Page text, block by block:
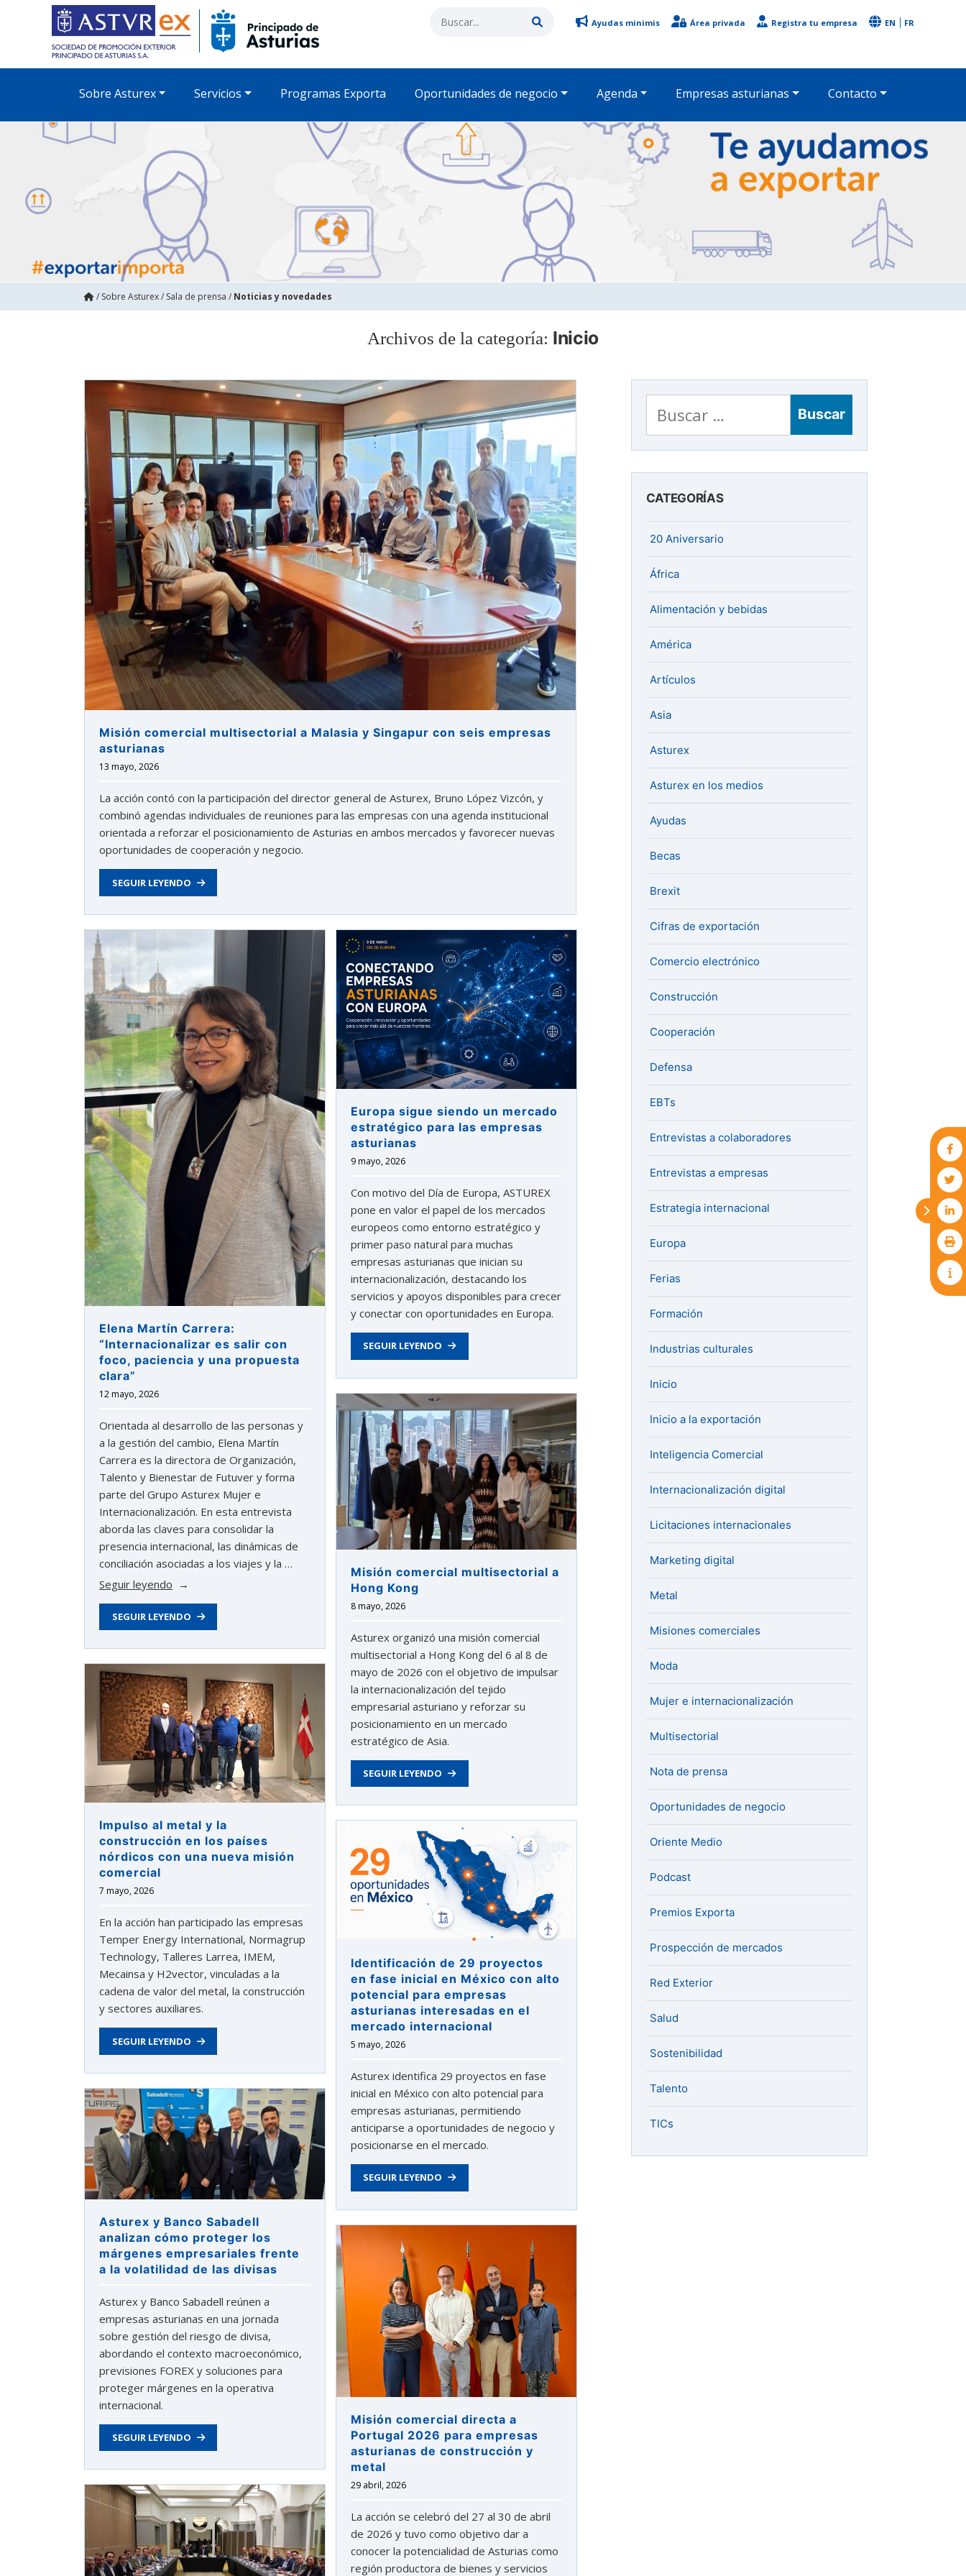
Ayudas minimis Área privada Registra tu empresa EN FR
Sobre Asturex Servicios Programas Exporta Oportunidades de negocio Agenda Empresas asturianas Contacto
/ Sobre Asturex/ Sala de prensa / Noticias y novedades
Archivos de la categoría: Inicio
Misión comercial multisectorial a Malasia y Singapur con seis empresas
asturianas
13 mayo, 2026
La acción contó con la participación del director general de Asturex, Bruno López Vizcón, y
combinó agendas individuales de reuniones para las empresas con una agenda institucional
orientada a reforzar el posicionamiento de Asturias en ambos mercados y favorecer nuevas
oportunidades de cooperación y negocio.
SEGUIR LEYENDO
Elena Martín Carrera:
“Internacionalizar es salir con
foco, paciencia y una propuesta
clara”
12 mayo, 2026
Orientada al desarrollo de las personas y
a la gestión del cambio, Elena Martín
Carrera es la directora de Organización,
Talento y Bienestar de Futuver y forma
parte del Grupo Asturex Mujer e
Internacionalización. En esta entrevista
aborda las claves para consolidar la
presencia internacional, las dinámicas de
conciliación asociadas a los viajes y la …
Seguir leyendo «Elena
Martín
Carrera:
“Internacionalizar
es
con
foco,
paciencia
y
una
propuesta
clara”»
SEGUIR LEYENDO
Europa sigue siendo un mercado
estratégico para las empresas
asturianas
9 mayo, 2026
Con motivo del Día de Europa, ASTUREX
pone en valor el papel de los mercados
europeos como entorno estratégico y
primer paso natural para muchas
empresas asturianas que inician su
internacionalización, destacando los
servicios y apoyos disponibles para crecer
y conectar con oportunidades en Europa.
SEGUIR LEYENDO
Misión comercial multisectorial a
Hong Kong
8 mayo, 2026
Asturex organizó una misión comercial
multisectorial a Hong Kong del 6 al 8 de
mayo de 2026 con el objetivo de impulsar
la internacionalización del tejido
empresarial asturiano y reforzar su
posicionamiento en un mercado
estratégico de Asia.
SEGUIR LEYENDO
Impulso al metal y la
construcción en los países
nórdicos con una nueva misión
comercial
7 mayo, 2026
En la acción han participado las empresas
Temper Energy International, Normagrup
Technology, Talleres Larrea, IMEM,
Mecainsa y H2vector, vinculadas a la
cadena de valor del metal, la construcción
y sectores auxiliares.
SEGUIR LEYENDO
Identificación de 29 proyectos
en fase inicial en México con alto
potencial para empresas
asturianas interesadas en el
mercado internacional
5 mayo, 2026
Asturex identifica 29 proyectos en fase
inicial en México con alto potencial para
empresas asturianas, permitiendo
anticiparse a oportunidades de negocio y
posicionarse en el mercado.
SEGUIR LEYENDO
Asturex y Banco Sabadell
analizan cómo proteger los
márgenes empresariales frente
a la volatilidad de las divisas
Asturex y Banco Sabadell reúnen a
empresas asturianas en una jornada
sobre gestión del riesgo de divisa,
abordando el contexto macroeconómico,
previsiones FOREX y soluciones para
proteger márgenes en la operativa
internacional.
SEGUIR LEYENDO
Misión comercial directa a
Portugal 2026 para empresas
asturianas de construcción y
metal
29 abril, 2026
La acción se celebró del 27 al 30 de abril
de 2026 y tuvo como objetivo dar a
conocer la potencialidad de Asturias como
región productora de bienes y servicios
Buscar:
CATEGORÍAS
20 Aniversario
África
Alimentación y bebidas
América
Artículos
Asia
Asturex
Asturex en los medios
Ayudas
Becas
Brexit
Cifras de exportación
Comercio electrónico
Construcción
Cooperación
Defensa
EBTs
Entrevistas a colaboradores
Entrevistas a empresas
Estrategia internacional
Europa
Ferias
Formación
Industrias culturales
Inicio
Inicio a la exportación
Inteligencia Comercial
Internacionalización digital
Licitaciones internacionales
Marketing digital
Metal
Misiones comerciales
Moda
Mujer e internacionalización
Multisectorial
Nota de prensa
Oportunidades de negocio
Oriente Medio
Podcast
Premios Exporta
Prospección de mercados
Red Exterior
Salud
Sostenibilidad
Talento
TICs
astu
exportar importa
¡Hola, soy Astu
Estoy aquí para ayudarte
con la internacionalización de tu empresa e
informarte sobre los eventos y actividades
que lleva a cabo Asturex.
Al continuar con la Conversación, aceptas
nuestrapolítica de privacidad
¿En que te puedo ayudar hoy?